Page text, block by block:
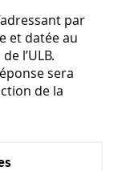
par
et datée au
l’ULB.
sera
de la